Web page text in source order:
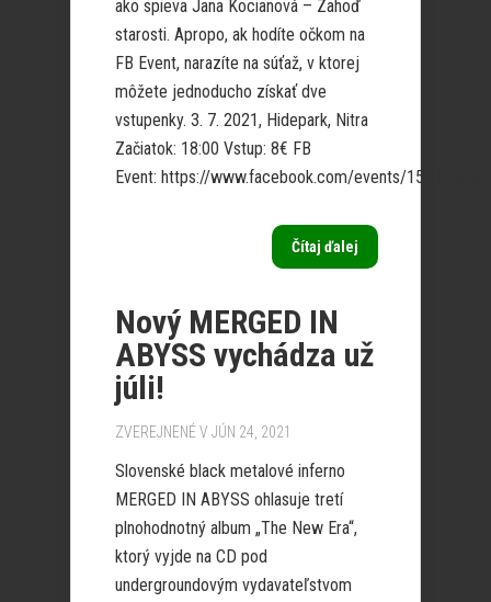
ako spieva Jana Kocianová – Zahoď
starosti. Apropo, ak hodíte očkom na
FB Event, narazíte na súťaž, v ktorej
môžete jednoducho získať dve
vstupenky. 3. 7. 2021, Hidepark, Nitra
Začiatok: 18:00 Vstup: 8€ FB
Event: https://www.facebook.com/events/
Čítaj ďalej
Nový MERGED IN
ABYSS vychádza už
júli!
ZVEREJNENÉ V JÚN 24, 2021
Slovenské black metalové inferno
MERGED IN ABYSS ohlasuje tretí
plnohodnotný album „The New Era“,
ktorý vyjde na CD pod
undergroundovým vydavateľstvom